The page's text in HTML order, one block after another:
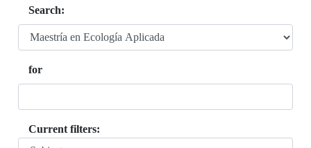
Search:
for
Current filters: